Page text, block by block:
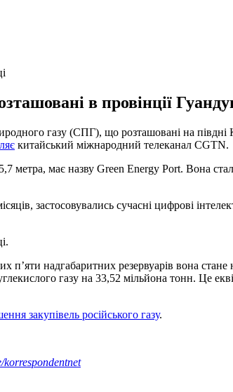
в провінції
газу (СПГ), що розташовані на
китайський міжнародний телеканал CGTN.
метра, має назву Green Energy Port. Вона
застосовувались сучасні цифрові
п’яти надгабаритних резервуарів вона
газу на 33,52 мільйона тонн. Це
закупівель російського газу.
korrespondentnet